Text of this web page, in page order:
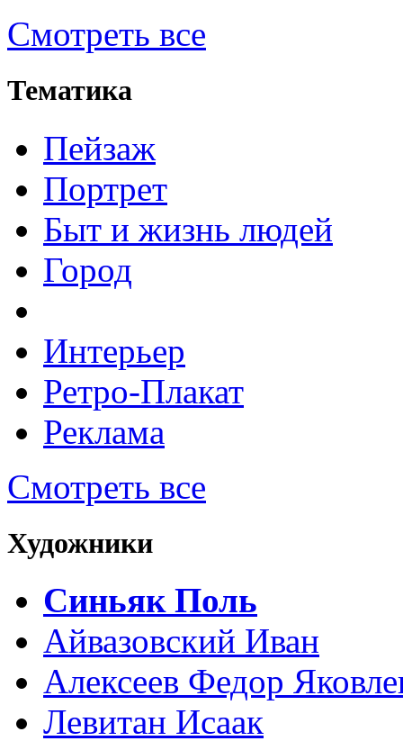
Смотреть все
Тематика
Пейзаж
Портрет
Быт и жизнь людей
Город
Интерьер
Ретро-Плакат
Реклама
Смотреть все
Художники
Синьяк Поль
Айвазовский Иван
Алексеев Федор
Левитан Исаак